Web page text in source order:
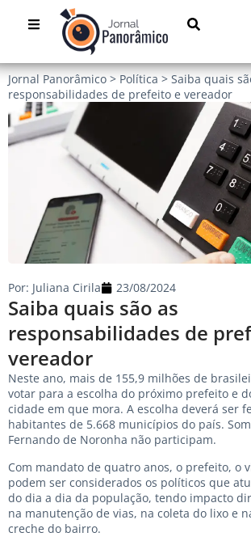
Jornal Panorâmico > Política > Saiba quais
responsabilidades de prefeito e vereador
Saiba quais são as
responsabilidades de
vereador
Por: Juliana Cirila 23/08/2024
Neste ano, mais de 155,9 milhões de
votar para a escolha do próximo prefeito e
cidade em que mora. A escolha deverá ser
habitantes de 5.668 municípios do país.
Fernando de Noronha não participam.
Com mandato de quatro anos, o prefeito, o
podem ser considerados os políticos que
do dia a dia da população, tendo impacto
na manutenção de vias, na coleta do lixo e
creche do bairro.